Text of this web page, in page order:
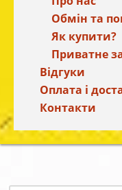
Обмін та
Як купити?
Приватне
Відгуки
Оплата і
Контакти